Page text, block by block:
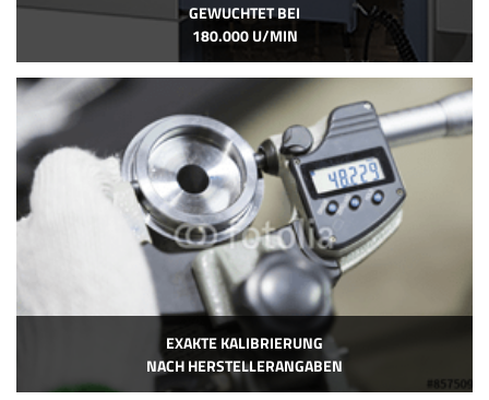
GEWUCHTET BEI
180.000 U/MIN
EXAKTE KALIBRIERUNG
NACH HERSTELLERANGABEN